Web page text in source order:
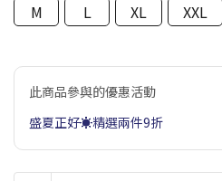
M
L XL XXL
此商品參與的優惠活動
盛夏正好☀️精選兩件9折